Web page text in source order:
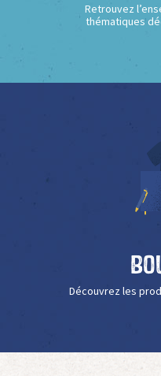
Retrouvez
thématiques
Découvrez les